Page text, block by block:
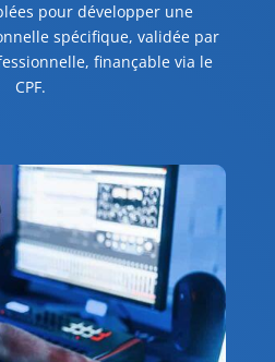
pour développer une
spécifique, validée par
finançable via le
CPF.